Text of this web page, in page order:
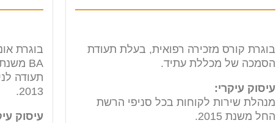
בוגרת קורס מזכירה רפואית, בעלת תעודת
הסמכה של מכללת עתיד.
עיסוק עיקרי:
מנהלת שירות לקוחות בכל סניפי הרשת
החל משנת 2015.
בוגרת
תעודה
2013.
עיסוק